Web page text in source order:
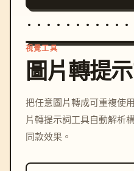
視覺工具
圖片轉提
把任意圖片轉成可重複使
片轉提示詞工具自動解析
同款效果。